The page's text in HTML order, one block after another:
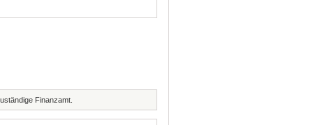
Finanzamt.